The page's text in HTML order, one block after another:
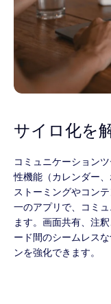
サイロ化を
コミュニケーション
性機能（カレンダー
ストーミングやコン
一のアプリで、コミ
ます。画面共有、注
ード間のシームレス
ンを強化できます。